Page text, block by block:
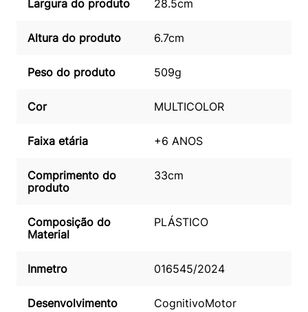
Largura do produto 28.5cm
Altura do produto 6.7cm
Peso do produto 509g
Cor MULTICOLOR
Faixa etária +6 ANOS
Comprimento do
produto
33cm
Composição do
Material
PLÁSTICO
Inmetro 016545/2024
Desenvolvimento CognitivoMotor